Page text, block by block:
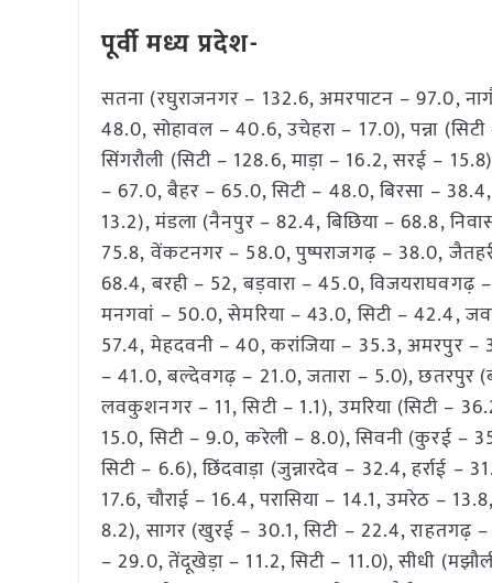
पूर्वी मध्य प्रदेश-
सतना (रघुराजनगर – 132.6, अमरपाटन – 97.0,
48.0, सोहावल – 40.6, उचेहरा – 17.0), पन्ना
सिंगरौली (सिटी – 128.6, माड़ा – 16.2, सरई –
– 67.0, बैहर – 65.0, सिटी – 48.0, बिरसा –
13.2), मंडला (नैनपुर – 82.4, बिछिया – 68.8,
75.8, वेंकटनगर – 58.0, पुष्पराजगढ़ – 38.0,
68.4, बरही – 52, बड़वारा – 45.0, विजयराघवगढ़
मनगवां – 50.0, सेमरिया – 43.0, सिटी – 42.4,
57.4, मेहदवनी – 40, करांजिया – 35.3, अमरपुर –
– 41.0, बल्देवगढ़ – 21.0, जतारा – 5.0), छतरपुर
लवकुशनगर – 11, सिटी – 1.1), उमरिया (सिटी –
15.0, सिटी – 9.0, करेली – 8.0), सिवनी (कुरई –
सिटी – 6.6), छिंदवाड़ा (जुन्नारदेव – 32.4, हर्राई
17.6, चौराई – 16.4, परासिया – 14.1, उमरेठ –
8.2), सागर (खुरई – 30.1, सिटी – 22.4, राहतगढ़
– 29.0, तेंदूखेड़ा – 11.2, सिटी – 11.0), सीधी